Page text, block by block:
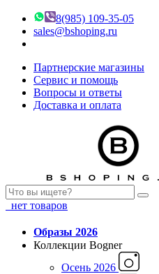
8(985) 109-35-05
sales@bshoping.ru
Партнерские магазины
Сервис и помощь
Вопросы и ответы
Доставка и оплата
нет товаров
Образы 2026
Коллекции Bogner
Осень 2026